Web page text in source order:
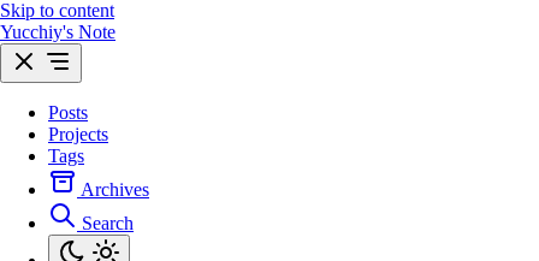
Skip to content
Yucchiy's Note
Posts
Projects
Tags
Archives
Search